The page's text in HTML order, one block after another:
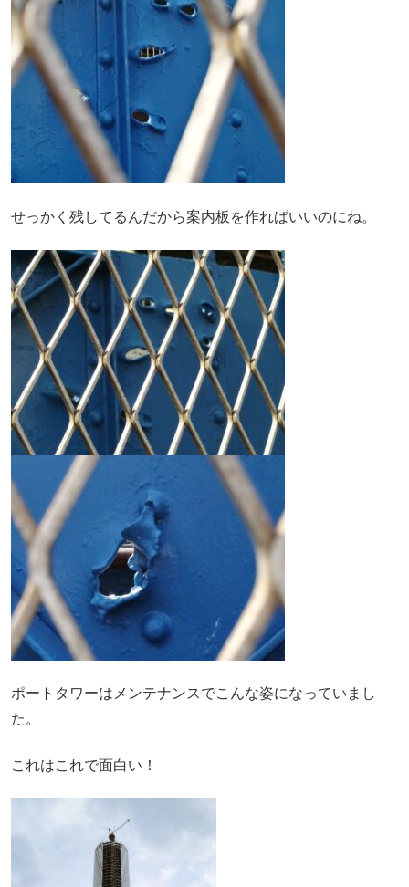
せっかく残してるんだから案内板を作ればいいのにね。
ポートタワーはメンテナンスでこんな姿になっていまし
た。
これはこれで面白い！